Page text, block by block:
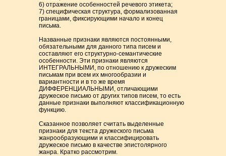
6) отражение особенностей речевого этикета;
7) специфическая структура, формализованная
границами, фиксирующими начало и конец
письма.
Названные признаки являются постоянными,
обязательными для данного типа писем и
составляют его структурно-семантические
особенности. Эти признаки являются
ИНТЕГРАЛЬНЫМИ, по отношению к дружеским
письмам при всем их многообразии и
вариантности и в то же время
ДИФФЕРЕНЦИАЛЬНЫМИ, отличающими
дружеское письмо от других типов писем, то есть
данные признаки выполняют классификационную
функцию.
Сказанное позволяет считать выделенные
признаки для текста дружеского письма
жанрообразующими и классифицировать
дружеское письмо в качестве эпистолярного
жанра. Кратко рассмотрим.